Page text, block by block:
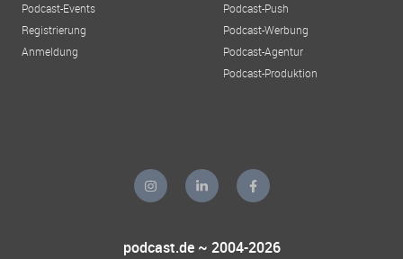
Podcast-Events
Registrierung
Anmeldung
Podcast-Push
Podcast-Werbung
Podcast-Agentur
Podcast-Produktion
podcast.de ~ 2004-2026